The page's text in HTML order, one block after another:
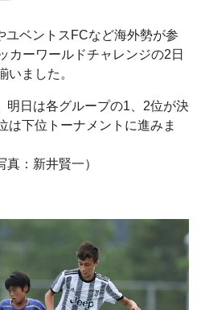
ユベントスFCなど海外勢が参
カーワールドチャレンジの2日
いました。
明日は各グループの1、2位が決
は下位トーナメントに進みま
真：新井賢一）